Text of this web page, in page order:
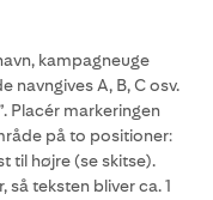
kampagneuge
navngives A, B, C osv.
Placér markeringen
på to positioner:
til højre (se skitse).
teksten bliver ca. 1